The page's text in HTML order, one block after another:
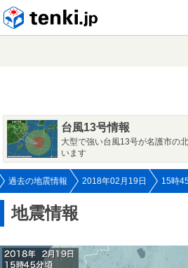
台風13号情報
大型で強い台風13号が名護市の
います
過去の地震情報 2018年02月19日 15時
地震情報